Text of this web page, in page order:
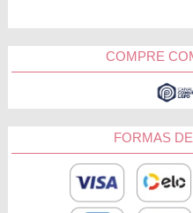
COMPRE
FORMAS